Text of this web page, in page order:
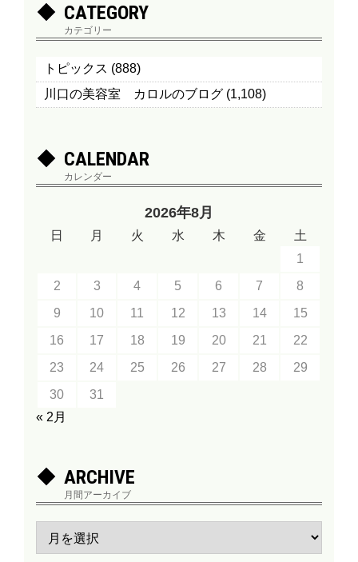
CATEGORY
カテゴリー
トピックス (888)
川口の美容室 カロルのブログ (1,108)
CALENDAR
カレンダー
2026年8月
日 月 火 水 木 金
土
1
2
3 4 5 6 7
8
9
10 11 12 13 14
15
16
17 18 19 20 21
22
23
24 25 26 27 28
29
30
31
« 2月
ARCHIVE
月間アーカイブ